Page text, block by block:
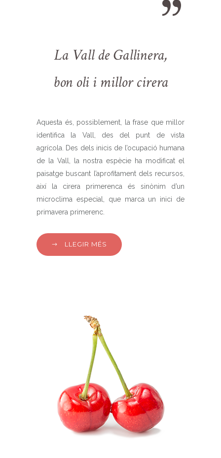
La Vall de Gallinera,
bon oli i millor cirera
Aquesta és, possiblement, la frase que millor
identifica la Vall, des del punt de vista
agrícola. Des dels inicis de l’ocupació humana
de la Vall, la nostra espècie ha modificat el
paisatge buscant l’aprofitament dels recursos,
així la cirera primerenca és sinònim d’un
microclima especial, que marca un inici de
primavera primerenc.
LLEGIR MÉS